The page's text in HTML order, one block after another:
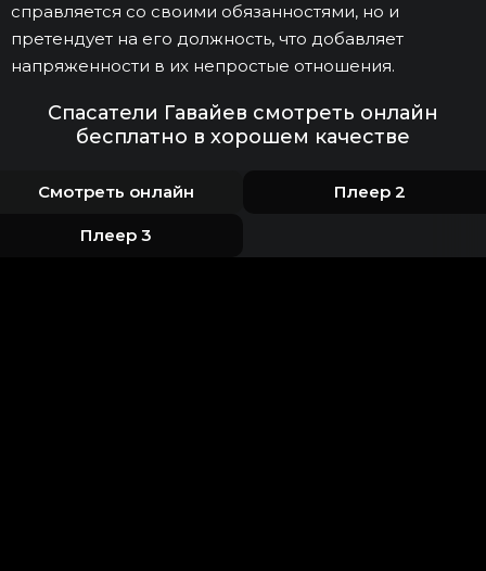
справляется со своими обязанностями, но и
претендует на его должность, что добавляет
напряженности в их непростые отношения.
Спасатели Гавайев смотреть онлайн
бесплатно в хорошем качестве
Смотреть онлайн Плеер 2
Плеер 3